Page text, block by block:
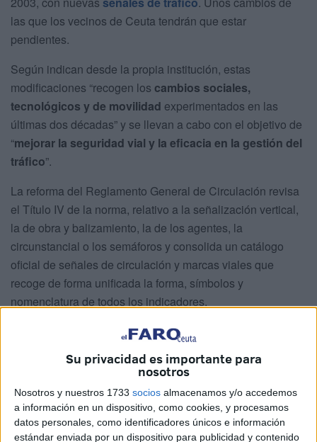
Su privacidad es importante para
nosotros
Nosotros y nuestros 1733 socios almacenamos y/o accedemos
a información en un dispositivo, como cookies, y procesamos
datos personales, como identificadores únicos e información
estándar enviada por un dispositivo para publicidad y contenido
las que los vecinos de Ceuta tendrán que estar
pendientes.
Según indican desde la propia institución, estas
modificaciones “recogen los cambios sociales,
tecnológicos y de movilidad experimentados en las
últimas dos décadas” y se llevan a cabo con el objetivo de
“mejorar la seguridad vial y la eficacia en la gestión del
tráfico”.
La reforma del Reglamento General de Circulación revisa
el Título IV de la norma, relativo a la señalización vertical,
la de obra y balizamiento, la de los agentes, la
circunstancial o los semáforos y consolida un catálogo
oficial de señales de circulación y marcas viales que
recoge de forma unificada la forma, símbolos y
nomenclatura de todos los indicadores.
Además, señalan que “dado el creciente volumen de
múltiples canales, la reforma pretende que el sistema de
señalización vial transmita mensajes claros, directos y
universalmente comprensibles, para lo que, más allá de
actualizar el diseño o los detalles gráficos de las señales,